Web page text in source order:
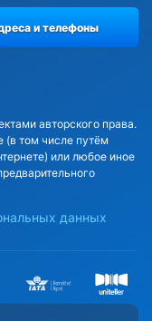
авторского права.
(в том числе путём
или любое иное
данных
и телефоны